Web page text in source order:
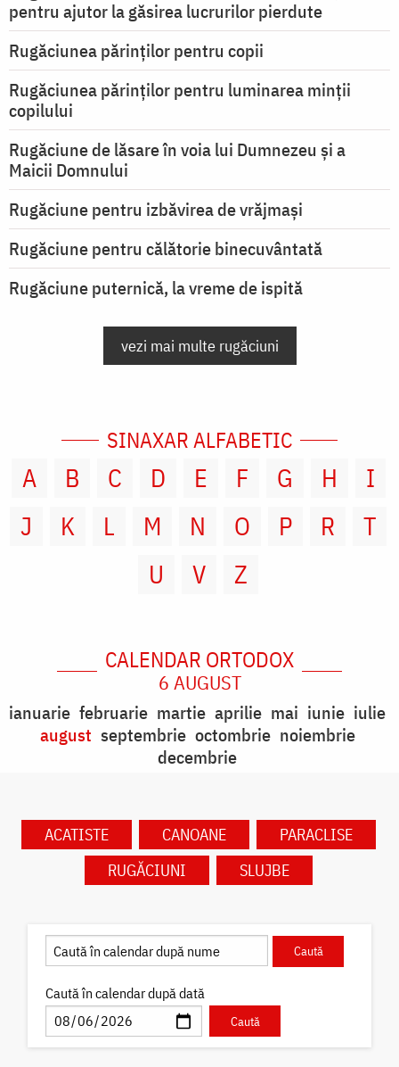
pentru ajutor la găsirea lucrurilor pierdute
Rugăciunea părinților pentru copii
Rugăciunea părinților pentru luminarea minţii
copilului
Rugăciune de lăsare în voia lui Dumnezeu şi a
Maicii Domnului
Rugăciune pentru izbăvirea de vrăjmași
Rugăciune pentru călătorie binecuvântată
Rugăciune puternică, la vreme de ispită
vezi mai multe rugăciuni
SINAXAR ALFABETIC
A B C D E F G H
I
J
K L M N O P R
T
U
V Z
CALENDAR ORTODOX
6 AUGUST
ianuarie februarie martie aprilie mai iunie iulie
august septembrie octombrie noiembrie
decembrie
ACATISTE CANOANE
PARACLISE
RUGĂCIUNI
SLUJBE
Caută în calendar după dată